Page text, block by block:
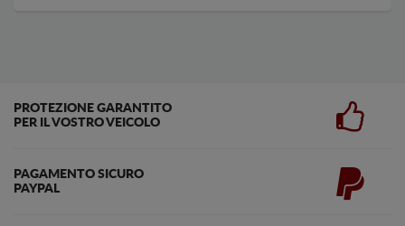
PROTEZIONE GARANTITO
PER IL VOSTRO VEICOLO
PAGAMENTO SICURO
PAYPAL